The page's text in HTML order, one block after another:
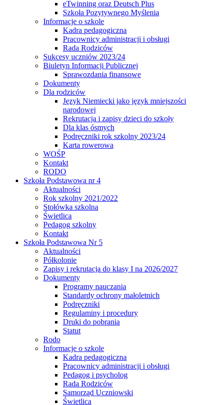
eTwinning oraz Deutsch Plus
Szkoła Pozytywnego Myślenia
Informacje o szkole
Kadra pedagogiczna
Pracownicy administracji i obsługi
Rada Rodziców
Sukcesy uczniów 2023/24
Biuletyn Informacji Publicznej
Sprawozdania finansowe
Dokumenty
Dla rodziców
Język Niemiecki jako język mniejszości
narodowej
Rekrutacja i zapisy dzieci do szkoły
Dla klas ósmych
Podręczniki rok szkolny 2023/24
Karta rowerowa
WOŚP
Kontakt
RODO
Szkoła Podstawowa nr 4
Aktualności
Rok szkolny 2021/2022
Stołówka szkolna
Świetlica
Pedagog szkolny
Kontakt
Szkoła Podstawowa Nr 5
Aktualności
Półkolonie
Zapisy i rekrutacja do klasy I na 2026/2027
Dokumenty
Programy nauczania
Standardy ochrony małoletnich
Podręczniki
Regulaminy i procedury
Druki do pobrania
Statut
Rodo
Informacje o szkole
Kadra pedagogiczna
Pracownicy administracji i obsługi
Pedagog i psycholog
Rada Rodziców
Samorząd Uczniowski
Świetlica